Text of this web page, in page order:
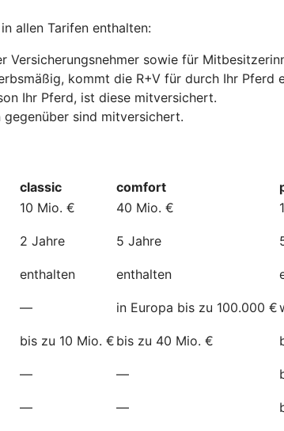
allen Tarifen enthalten:
sowie für
kommt die R+V für durch Ihr Pferd
Ihr Pferd, ist diese mitversichert.
sind mitversichert.
classic comfort
10 Mio. € 40 Mio. €
2 Jahre 5 Jahre
enthalten enthalten
— in Europa bis zu 100.000 €
bis zu 10 Mio. € bis zu 40 Mio. €
— —
— —